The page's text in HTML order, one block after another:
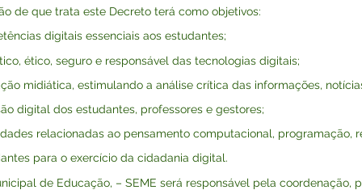
de que trata este Decreto terá como objetivos:
digitais essenciais aos estudantes;
ético, seguro e responsável das tecnologias digitais;
midiática, estimulando a análise crítica das informações,
digital dos estudantes, professores e gestores;
relacionadas ao pensamento computacional, programação,
para o exercício da cidadania digital.
de Educação, – SEME será responsável pela